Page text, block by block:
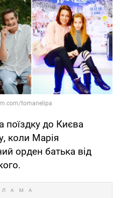
поїздку до Києва
коли Марія
орден батька від